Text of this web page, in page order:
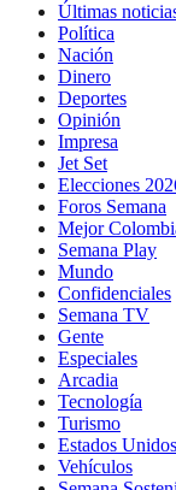
Últimas
Política
Nación
Dinero
Deportes
Opinión
Impresa
Jet Set
Elecciones
Foros Semana
Mejor
Semana Play
Mundo
Confidenciales
Semana TV
Gente
Especiales
Arcadia
Tecnología
Turismo
Estados Unidos
Vehículos